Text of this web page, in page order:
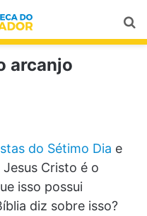
arcanjo
do Sétimo Dia e
Jesus Cristo é o
isso possui
diz sobre isso?